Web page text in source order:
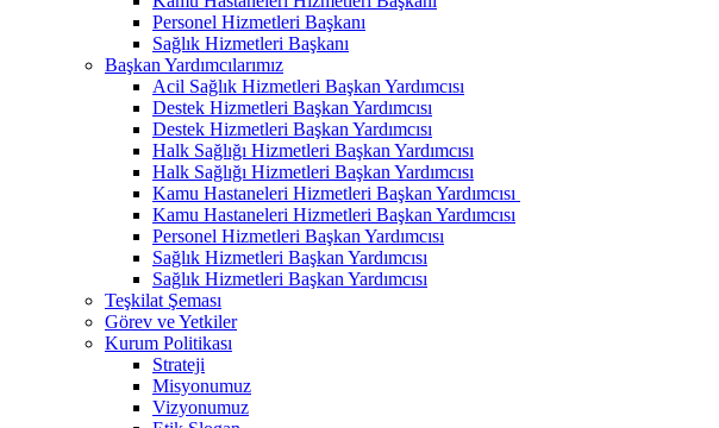
Personel Hizmetleri Başkanı
Sağlık Hizmetleri Başkanı
Başkan Yardımcılarımız
Acil Sağlık Hizmetleri Başkan Yardımcısı
Destek Hizmetleri Başkan Yardımcısı
Destek Hizmetleri Başkan Yardımcısı
Halk Sağlığı Hizmetleri Başkan Yardımcısı
Halk Sağlığı Hizmetleri Başkan Yardımcısı
Kamu Hastaneleri Hizmetleri Başkan Yardımcısı ​
Kamu Hastaneleri Hizmetleri Başkan Yardımcısı
Personel Hizmetleri Başkan Yardımcısı
Sağlık Hizmetleri Başkan Yardımcısı
Sağlık Hizmetleri Başkan Yardımcısı
Teşkilat Şeması
Görev ve Yetkiler
Kurum Politikası
Strateji
Misyonumuz
Vizyonumuz